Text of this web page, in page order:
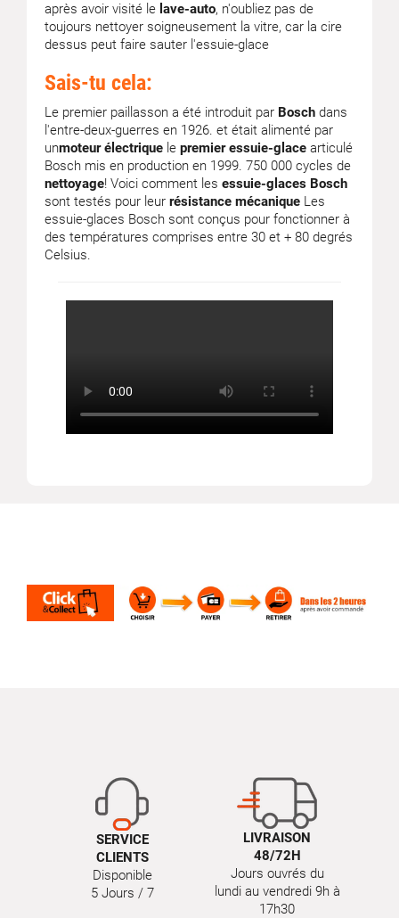
après avoir visité le lave-auto, n'oubliez pas de
toujours nettoyer soigneusement la vitre, car la cire
dessus peut faire sauter l'essuie-glace
Sais-tu cela:
Le premier paillasson a été introduit par Bosch dans
l'entre-deux-guerres en 1926. et était alimenté par
unmoteur électrique le premier essuie-glace articulé
Bosch mis en production en 1999. 750 000 cycles de
nettoyage! Voici comment les essuie-glaces Bosch
sont testés pour leur résistance mécanique Les
essuie-glaces Bosch sont conçus pour fonctionner à
des températures comprises entre 30 et + 80 degrés
Celsius.
SERVICE
CLIENTS
Disponible
5 Jours / 7
LIVRAISON
48/72H
Jours ouvrés du
lundi au vendredi 9h à
17h30